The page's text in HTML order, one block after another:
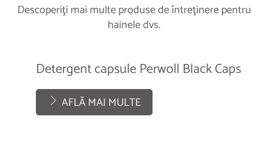
Descoperiţi mai multe produse de întreţinere pentru
hainele dvs.
Detergent capsule Perwoll Black Caps
AFLĂ MAI MULTE